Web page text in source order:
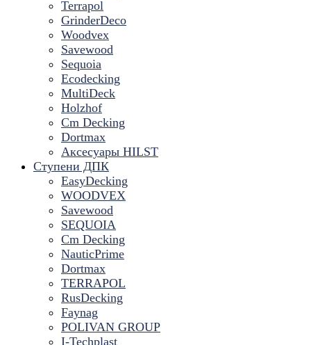
Terrapol
GrinderDeco
Woodvex
Savewood
Sequoia
Ecodecking
MultiDeck
Holzhof
Cm Decking
Dortmax
Аксесуары HILST
Ступени ДПК
EasyDecking
WOODVEX
Savewood
SEQUOIA
Cm Decking
NauticPrime
Dortmax
TERRAPOL
RusDecking
Faynag
POLIVAN GROUP
I-Techplast